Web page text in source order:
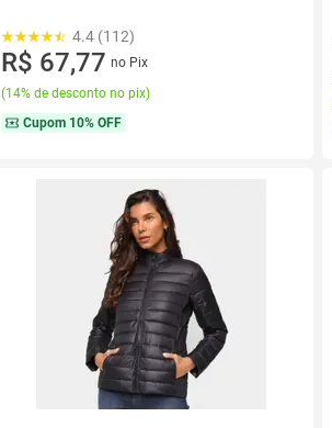
4.4 (112)
R$ 67,77 no Pix
(14% de desconto no pix)
Cupom 10% OFF